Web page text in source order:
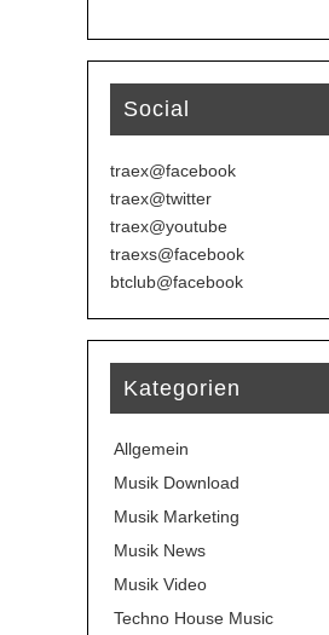
Social
traex@facebook
traex@twitter
traex@youtube
traexs@facebook
btclub@facebook
Kategorien
Allgemein
Musik Download
Musik Marketing
Musik News
Musik Video
Techno House Music